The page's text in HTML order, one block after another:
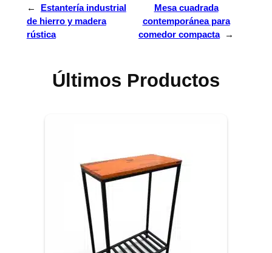
←
Estantería industrial
de hierro y madera
rústica
Mesa cuadrada
contemporánea para
comedor compacta
→
Últimos Productos